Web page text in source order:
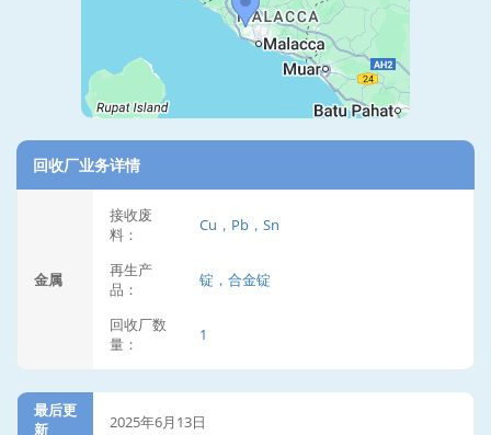
回收厂业务详情
金属
接收废
料：
Cu，Pb，Sn
再生产
品：
锭，合金锭
回收厂数
量：
1
最后更
新
2025年6月13日